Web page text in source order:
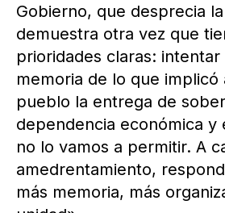
Gobierno, que desprecia
demuestra otra vez que
prioridades claras:
memoria de lo que implicó
pueblo la entrega de
dependencia económica y
no lo vamos a permitir. A
amedrentamiento,
más memoria, más